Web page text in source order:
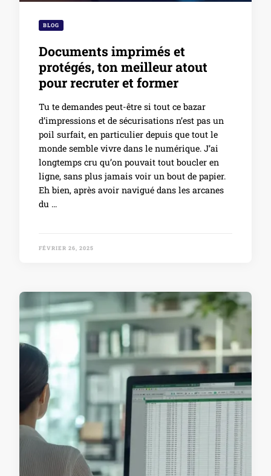
BLOG
Documents imprimés et
protégés, ton meilleur atout
pour recruter et former
Tu te demandes peut-être si tout ce bazar
d’impressions et de sécurisations n’est pas un
poil surfait, en particulier depuis que tout le
monde semble vivre dans le numérique. J’ai
longtemps cru qu’on pouvait tout boucler en
ligne, sans plus jamais voir un bout de papier.
Eh bien, après avoir navigué dans les arcanes
du …
FÉVRIER 26, 2025